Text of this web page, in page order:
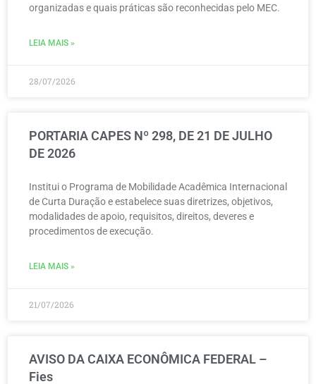
organizadas e quais práticas são reconhecidas pelo MEC.
LEIA MAIS »
28/07/2026
PORTARIA CAPES Nº 298, DE 21 DE JULHO
DE 2026
Institui o Programa de Mobilidade Acadêmica Internacional
de Curta Duração e estabelece suas diretrizes, objetivos,
modalidades de apoio, requisitos, direitos, deveres e
procedimentos de execução.
LEIA MAIS »
21/07/2026
AVISO DA CAIXA ECONÔMICA FEDERAL –
Fies